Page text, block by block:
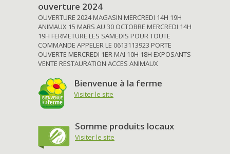
ouverture 2024
OUVERTURE 2024 MAGASIN MERCREDI 14H 19H
ANIMAUX 15 MARS AU 30 OCTOBRE MERCREDI 14H
19H FERMETURE LES SAMEDIS POUR TOUTE
COMMANDE APPELER LE 0613113923 PORTE
OUVERTE MERCREDI 1ER MAI 10H 18H EXPOSANTS
VENTE RESTAURATION ACCES ANIMAUX
Bienvenue à la ferme
Visiter le site
Somme produits locaux
Visiter le site